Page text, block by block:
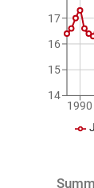
1990
14
15
16
17